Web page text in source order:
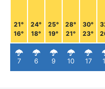
21°
16°
7
24°
18°
6
25°
19°
9
28°
21°
10
30°
23°
17